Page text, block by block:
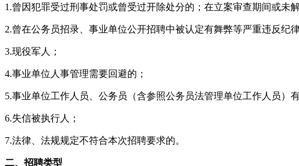
1.曾因犯罪受过刑事处罚或曾受过开除处分的；在立案审查期间或未
2.曾在公务员招录、事业单位公开招聘中被认定有舞弊等严重违反纪
3.现役军人；
4.事业单位人事管理需要回避的；
5.事业单位工作人员、公务员（含参照公务员法管理单位工作人员）
6.失信被执行人；
7.法律、法规规定不符合本次招聘要求的。
二、招聘类型